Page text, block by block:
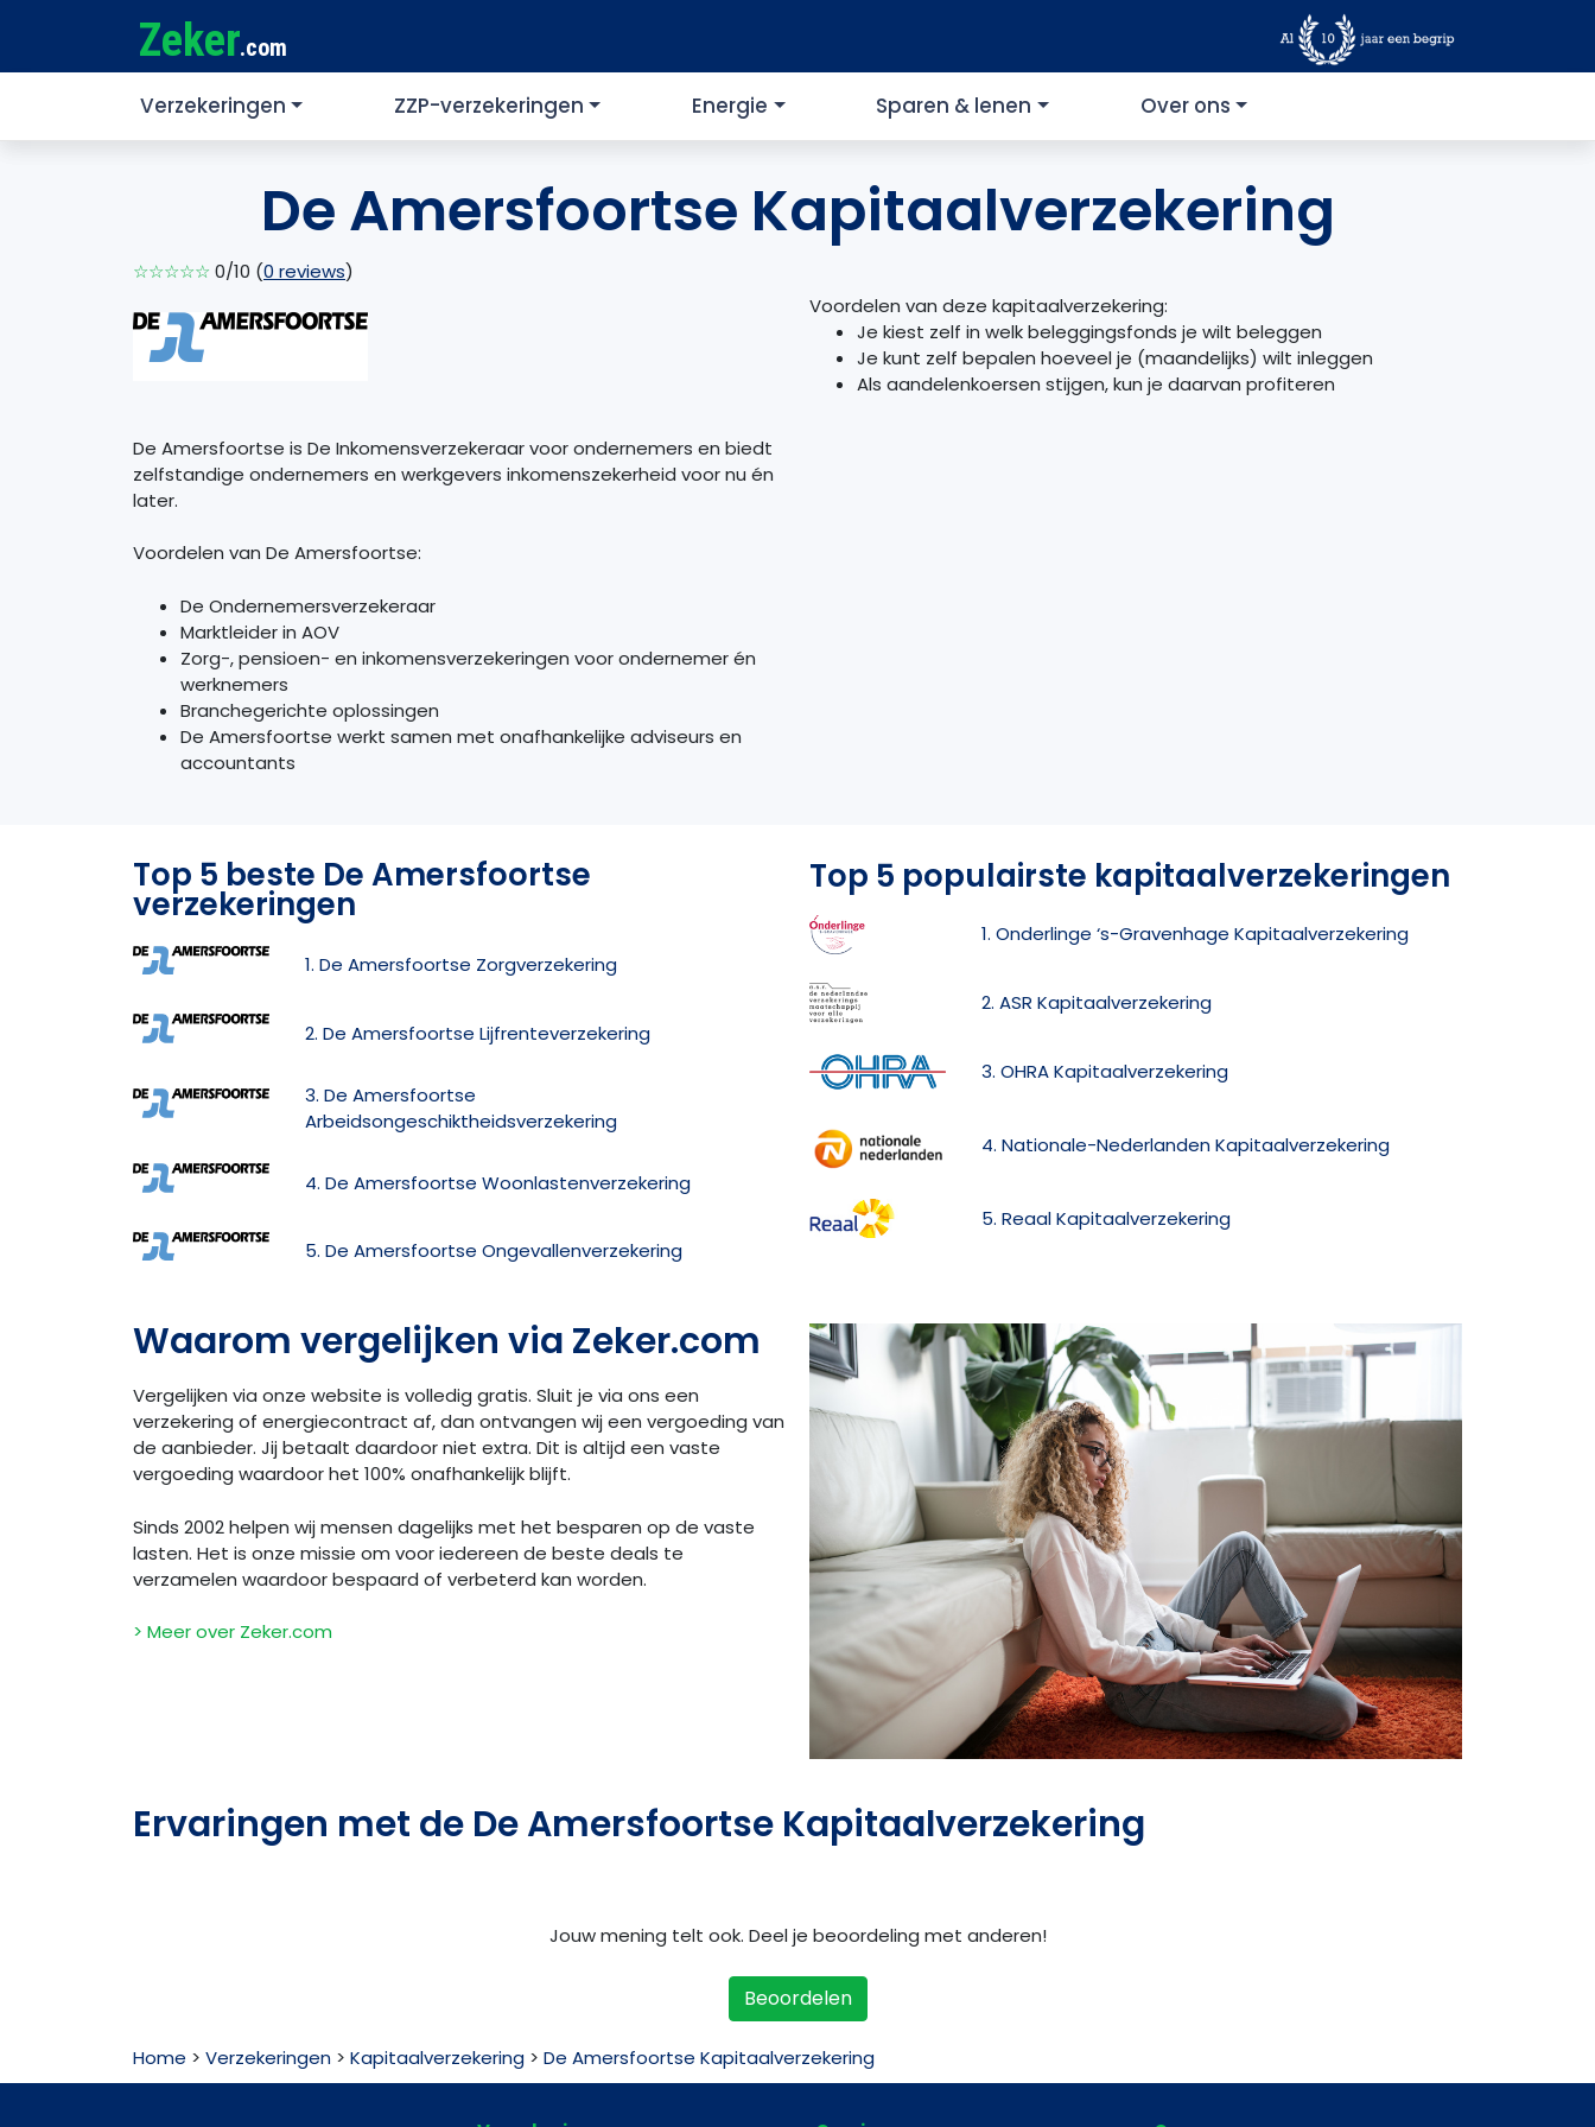
Zeker.com
Verzekeringen ZZP-verzekeringen Energie Sparen & lenen Over ons
De Amersfoortse Kapitaalverzekering
☆☆☆☆☆ 0/10 (0 reviews)
De Amersfoortse is De Inkomensverzekeraar voor ondernemers en biedt
zelfstandige ondernemers en werkgevers inkomenszekerheid voor nu én
later.
Voordelen van De Amersfoortse:
De Ondernemersverzekeraar
Marktleider in AOV
Zorg-, pensioen- en inkomensverzekeringen voor ondernemer én
werknemers
Branchegerichte oplossingen
De Amersfoortse werkt samen met onafhankelijke adviseurs en
accountants
Voordelen van deze kapitaalverzekering:
Je kiest zelf in welk beleggingsfonds je wilt beleggen
Je kunt zelf bepalen hoeveel je (maandelijks) wilt inleggen
Als aandelenkoersen stijgen, kun je daarvan profiteren
Top 5 beste De Amersfoortse
verzekeringen
1. De Amersfoortse Zorgverzekering
2. De Amersfoortse Lijfrenteverzekering
3. De Amersfoortse
Arbeidsongeschiktheidsverzekering
4. De Amersfoortse Woonlastenverzekering
5. De Amersfoortse Ongevallenverzekering
Top 5 populairste kapitaalverzekeringen
1. Onderlinge ‘s-Gravenhage Kapitaalverzekering
2. ASR Kapitaalverzekering
3. OHRA Kapitaalverzekering
4. Nationale-Nederlanden Kapitaalverzekering
5. Reaal Kapitaalverzekering
Waarom vergelijken via Zeker.com
Vergelijken via onze website is volledig gratis. Sluit je via ons een
verzekering of energiecontract af, dan ontvangen wij een vergoeding van
de aanbieder. Jij betaalt daardoor niet extra. Dit is altijd een vaste
vergoeding waardoor het 100% onafhankelijk blijft.
Sinds 2002 helpen wij mensen dagelijks met het besparen op de vaste
lasten. Het is onze missie om voor iedereen de beste deals te
verzamelen waardoor bespaard of verbeterd kan worden.
> Meer over Zeker.com
Ervaringen met de De Amersfoortse Kapitaalverzekering
Jouw mening telt ook. Deel je beoordeling met anderen!
Beoordelen
Home > Verzekeringen > Kapitaalverzekering > De Amersfoortse Kapitaalverzekering